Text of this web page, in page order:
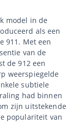
model in de
als een
911. Met een
van de
de 912 een
weerspiegelde
subtiele
had binnen
zijn uitstekende
populariteit van